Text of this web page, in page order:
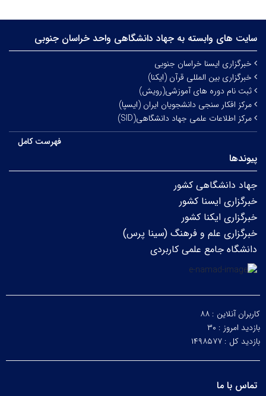
سایت های وابسته به جهاد دانشگاهی واحد خراسان جنوبی
خبرگزاری ایسنا خراسان جنوبی
خبرگزاری بین المللی قرآن (ایکنا)
ثبت نام دوره های آموزشی(رویش)
مرکز افکار سنجی دانشجویان ایران (ایسپا)
مرکز اطلاعات علمی جهاد دانشگاهی(SID)
فهرست کامل
پیوندها
جهاد دانشگاهی کشور
خبرگزاری ایسنا کشور
خبرگزاری ایکنا کشور
خبرگزاری علم و فرهنگ (سینا پرس)
دانشگاه جامع علمی کاربردی
کاربران آنلاین : ۸۸
بازدید امروز : ۳۰
بازدید کل : ۱۴۹۸۵۷۷
تماس با ما